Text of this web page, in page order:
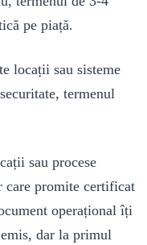
pe piață.
locații sau sisteme
termenul
sau procese
care promite certificat
operațional îți
dar la primul